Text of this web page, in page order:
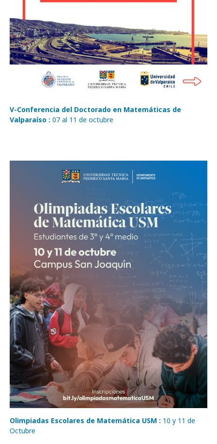
V-Conferencia del Doctorado en Matemáticas de
Valparaíso : 07 al 11 de octubre
Olimpiadas Escolares de Matemática USM : 10 y 11 de
Octubre